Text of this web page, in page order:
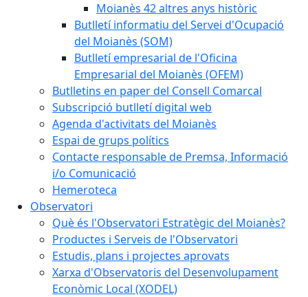
Moianès 42 altres anys històric
Butlletí informatiu del Servei d'Ocupació
del Moianès (SOM)
Butlletí empresarial de l'Oficina
Empresarial del Moianès (OFEM)
Butlletins en paper del Consell Comarcal
Subscripció butlletí digital web
Agenda d'activitats del Moianès
Espai de grups polítics
Contacte responsable de Premsa, Informació
i/o Comunicació
Hemeroteca
Observatori
Què és l'Observatori Estratègic del Moianès?
Productes i Serveis de l'Observatori
Estudis, plans i projectes aprovats
Xarxa d'Observatoris del Desenvolupament
Econòmic Local (XODEL)